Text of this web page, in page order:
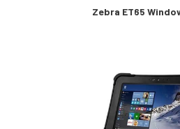
Zebra ET65